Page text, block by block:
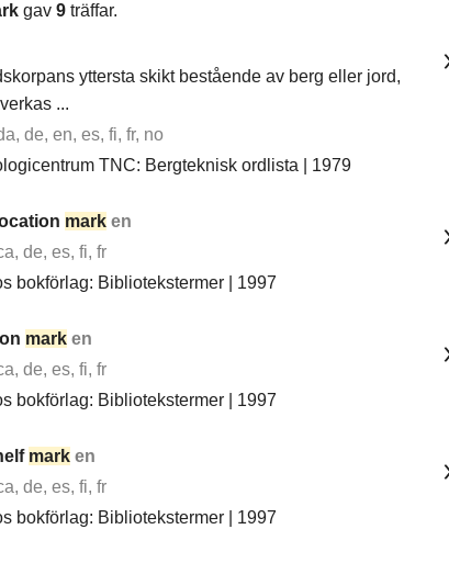
gav 9 träffar.
yttersta skikt bestående av berg eller jord,
...
de, en, es, fi, fr, no
TNC: Bergteknisk ordlista | 1979
mark en
de, es, fi, fr
bokförlag: Bibliotekstermer | 1997
mark en
de, es, fi, fr
bokförlag: Bibliotekstermer | 1997
mark en
de, es, fi, fr
bokförlag: Bibliotekstermer | 1997